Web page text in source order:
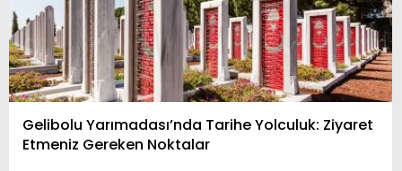
Gelibolu Yarımadası’nda Tarihe Yolculuk: Ziyaret
Etmeniz Gereken Noktalar